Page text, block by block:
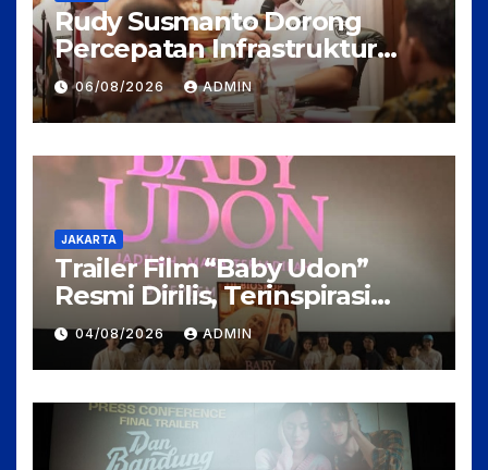
Rudy Susmanto Dorong
Percepatan Infrastruktur
untuk Menarik Investasi ke
Kabupaten Bogor
06/08/2026 ADMIN
JAKARTA
Trailer Film “Baby Udon”
Resmi Dirilis, Terinspirasi
Kisah Nyata Perjuangan
Fanny Kondoh
04/08/2026 ADMIN